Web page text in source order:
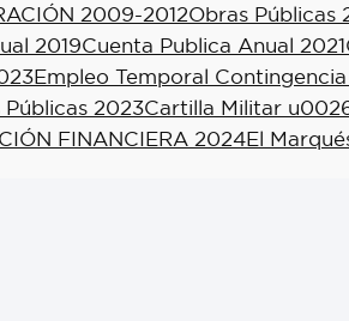
2009-2012Obras Públicas
2019Cuenta Publica Anual 2021
Empleo Temporal Contingencia
Públicas 2023Cartilla Militar
FINANCIERA 2024El